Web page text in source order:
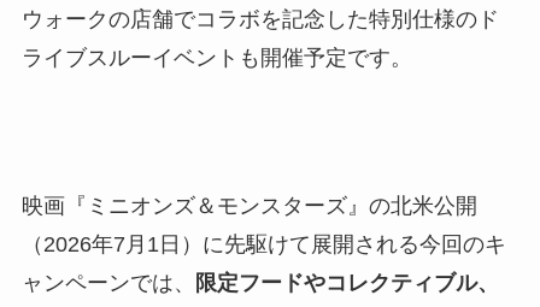
ウォークの店舗でコラボを記念した特別仕様のド
ライブスルーイベントも開催予定です。
映画『ミニオンズ＆モンスターズ』の北米公開
（2026年7月1日）に先駆けて展開される今回のキ
ャンペーンでは、
限定フードやコレクティブル、